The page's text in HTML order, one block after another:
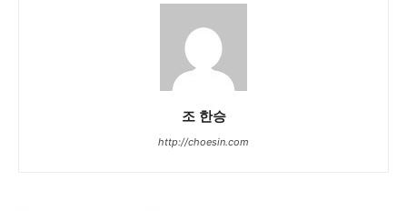
조 한승
http://choesin.com